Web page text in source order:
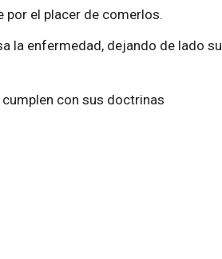
por el placer de comerlos.
la enfermedad, dejando de lado su
con sus doctrinas